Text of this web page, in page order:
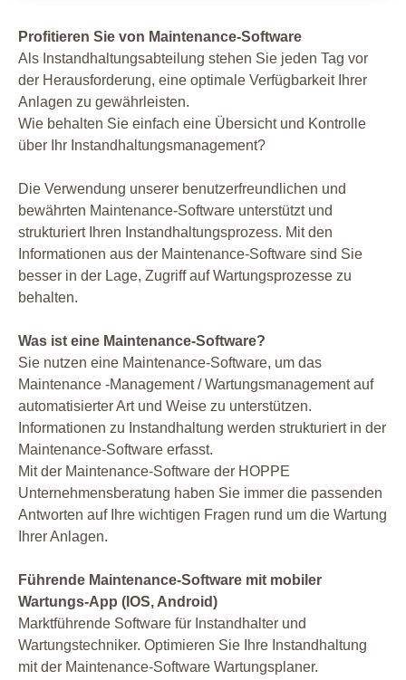
Profitieren Sie von Maintenance-Software
Als Instandhaltungsabteilung stehen Sie jeden Tag vor
der Herausforderung, eine optimale Verfügbarkeit Ihrer
Anlagen zu gewährleisten.
Wie behalten Sie einfach eine Übersicht und Kontrolle
über Ihr Instandhaltungsmanagement?
Die Verwendung unserer benutzerfreundlichen und
bewährten Maintenance-Software unterstützt und
strukturiert Ihren Instandhaltungsprozess. Mit den
Informationen aus der Maintenance-Software sind Sie
besser in der Lage, Zugriff auf Wartungsprozesse zu
behalten.
Was ist eine Maintenance-Software?
Sie nutzen eine Maintenance-Software, um das
Maintenance -Management / Wartungsmanagement auf
automatisierter Art und Weise zu unterstützen.
Informationen zu Instandhaltung werden strukturiert in der
Maintenance-Software erfasst.
Mit der Maintenance-Software der HOPPE
Unternehmensberatung haben Sie immer die passenden
Antworten auf Ihre wichtigen Fragen rund um die Wartung
Ihrer Anlagen.
Führende Maintenance-Software mit mobiler
Wartungs-App (IOS, Android)
Marktführende Software für Instandhalter und
Wartungstechniker. Optimieren Sie Ihre Instandhaltung
mit der Maintenance-Software Wartungsplaner.